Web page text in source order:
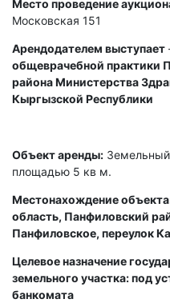
Место проведение
Московская 151
Арендодателем выступает
общеврачебной практики
района Министерства
Кыргызской Республики
Объект аренды:
площадью 5 кв м.
Местонахождение
область, Панфиловский
Панфиловское, переулок
Целевое назначение
земельного участка: под
банкомата